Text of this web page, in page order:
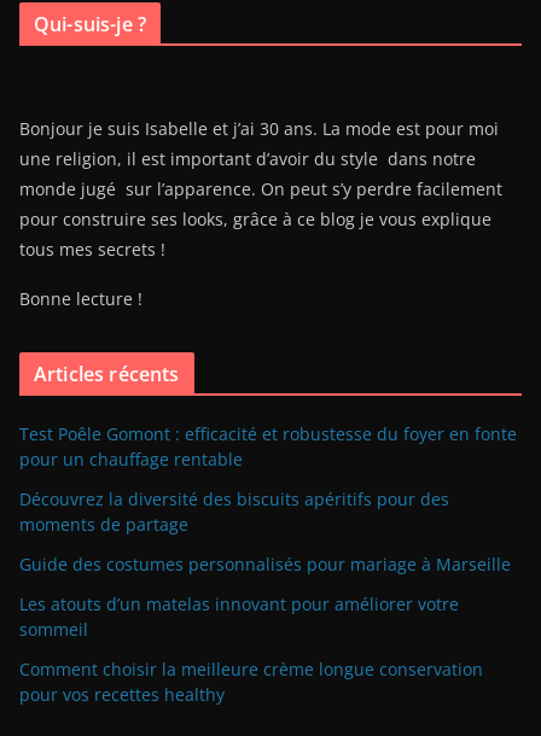
Qui-suis-je ?
Bonjour je suis Isabelle et j’ai 30 ans. La mode est pour moi
une religion, il est important d’avoir du style dans notre
monde jugé sur l’apparence. On peut s’y perdre facilement
pour construire ses looks, grâce à ce blog je vous explique
tous mes secrets !
Bonne lecture !
Articles récents
Test Poêle Gomont : efficacité et robustesse du foyer en fonte
pour un chauffage rentable
Découvrez la diversité des biscuits apéritifs pour des
moments de partage
Guide des costumes personnalisés pour mariage à Marseille
Les atouts d’un matelas innovant pour améliorer votre
sommeil
Comment choisir la meilleure crème longue conservation
pour vos recettes healthy